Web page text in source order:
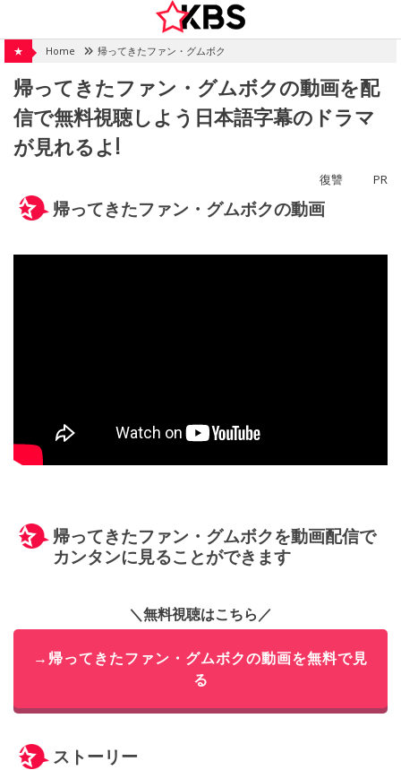
content
★ Home 帰ってきたファン・グムボク
帰ってきたファン・グムボクの動画を配
信で無料視聴しよう日本語字幕のドラマ
が見れるよ!
復讐 PR
帰ってきたファン・グムボクの動画
帰ってきたファン・グムボクを動画配信で
カンタンに見ることができます
＼無料視聴はこちら／
→帰ってきたファン・グムボクの動画を無料で見
る
ストーリー